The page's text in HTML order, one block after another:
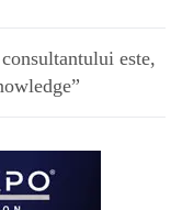
este,